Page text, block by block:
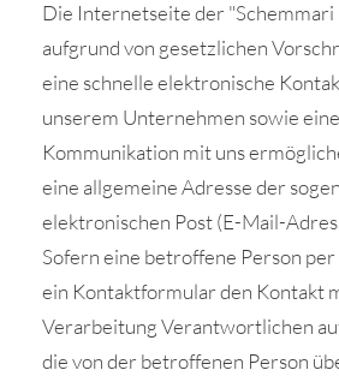
Die Internetseite der "Schemmari
aufgrund von gesetzlichen
eine schnelle elektronische
unserem Unternehmen sowie
Kommunikation mit uns
eine allgemeine Adresse der
elektronischen Post (E-Mail-
Sofern eine betroffene Person
ein Kontaktformular den Kontakt
Verarbeitung Verantwortlichen
die von der betroffenen Person